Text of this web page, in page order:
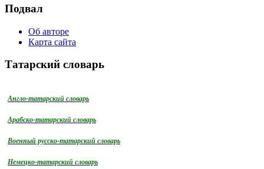
Подвал
Об авторе
Карта сайта
Татарский словарь
Англо-татарский словарь
Арабско-татарский словарь
Военный русско-татарский словарь
Немецко-татарский словарь